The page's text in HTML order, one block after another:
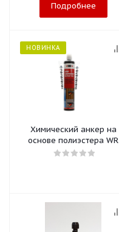
Подробнее
НОВИНКА
Химический анкер на
основе полиэстера WR